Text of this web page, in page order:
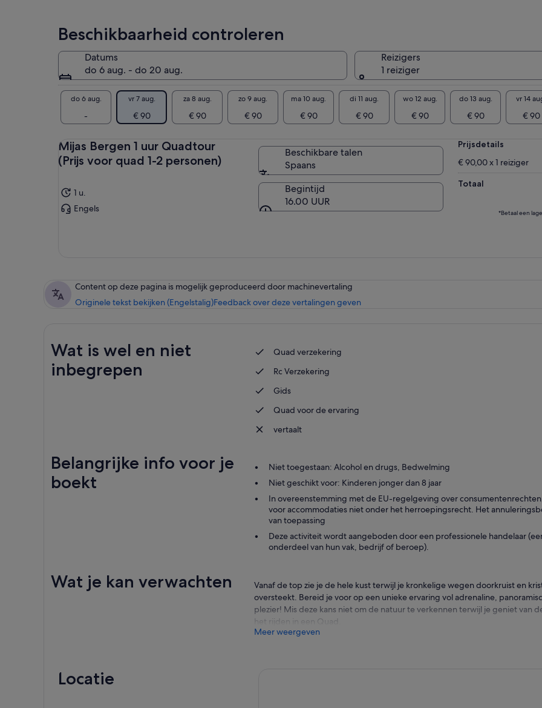
door
meerdere
reizigers
te
selecteren
Beschikbaarheid controleren
Datums
do 6 aug. - do 20 aug.
Reizigers
1 reiziger
do 6 aug.
-
vr 7 aug.
€ 90
za 8 aug.
€ 90
zo 9 aug.
€ 90
ma 10 aug.
€ 90
di 11 aug.
€ 90
wo 12 aug.
€ 90
do 13 aug.
€ 90
vr 14
€ 90
Mijas Bergen 1 uur Quadtour
(Prijs voor quad 1-2 personen)
1 u.
Engels
Beschikbare talen
Spaans
Begintijd
16.00 UUR
Prijsdetails
€ 90,00 x 1 reiziger
Totaal
*Betaal een
Content op deze pagina is mogelijk geproduceerd door machinevertaling
Originele tekst bekijken (Engelstalig)Feedback over deze vertalingen gevenOpent
Wat is wel en niet
inbegrepen
Quad verzekering
Rc Verzekering
Gids
Quad voor de ervaring
vertaalt
Belangrijke info voor je
boekt
Niet toegestaan: Alcohol en drugs, Bedwelming
Niet geschikt voor: Kinderen jonger dan 8 jaar
In overeenstemming met de EU-regelgeving over
voor accommodaties niet onder het herroepingsrecht. Het
van toepassing
Deze activiteit wordt aangeboden door een professionele handelaar
onderdeel van hun vak, bedrijf of beroep).
Wat je kan verwachten
Vanaf de top zie je de hele kust terwijl je kronkelige wegen doorkruist en
oversteekt. Bereid je voor op een unieke ervaring vol adrenaline,
plezier! Mis deze kans niet om de natuur te verkennen terwijl je geniet van
het rijden in een Quad.
Ben je op zoek naar een spannende activiteit?
Meer weergeven
Locatie